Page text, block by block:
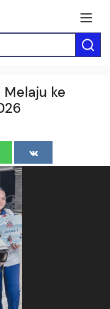
Melaju ke